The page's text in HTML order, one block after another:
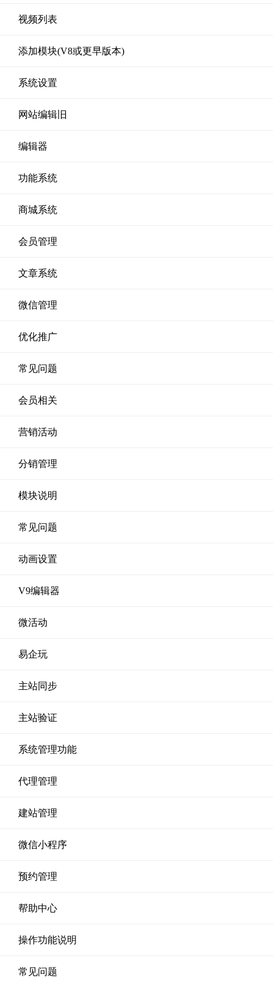
视频列表
添加模块(V8或更早版本)
系统设置
网站编辑旧
编辑器
功能系统
商城系统
会员管理
文章系统
微信管理
优化推广
常见问题
会员相关
营销活动
分销管理
模块说明
常见问题
动画设置
V9编辑器
微活动
易企玩
主站同步
主站验证
系统管理功能
代理管理
建站管理
微信小程序
预约管理
帮助中心
操作功能说明
常见问题